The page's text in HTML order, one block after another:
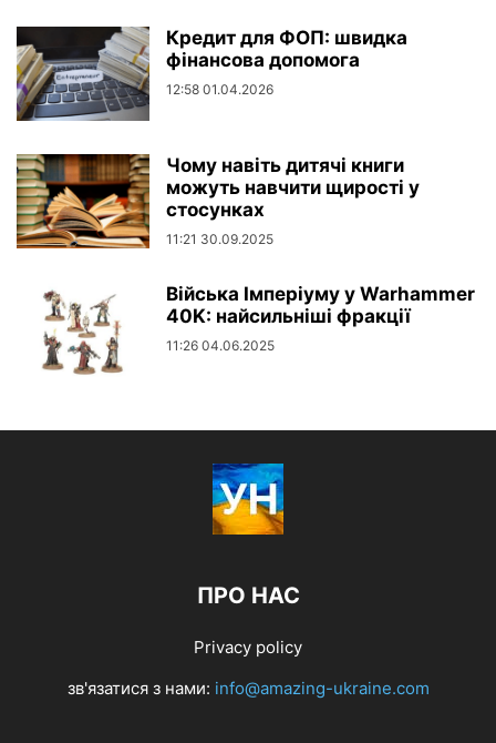
Кредит для ФОП: швидка
фінансова допомога
12:58 01.04.2026
Чому навіть дитячі книги
можуть навчити щирості у
стосунках
11:21 30.09.2025
Війська Імперіуму у Warhammer
40K: найсильніші фракції
11:26 04.06.2025
ПРО НАС
Privacy policy
зв'язатися з нами: info@amazing-ukraine.com